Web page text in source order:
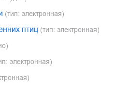
(тип: электронная)
птиц (тип: электронная)
электронная)